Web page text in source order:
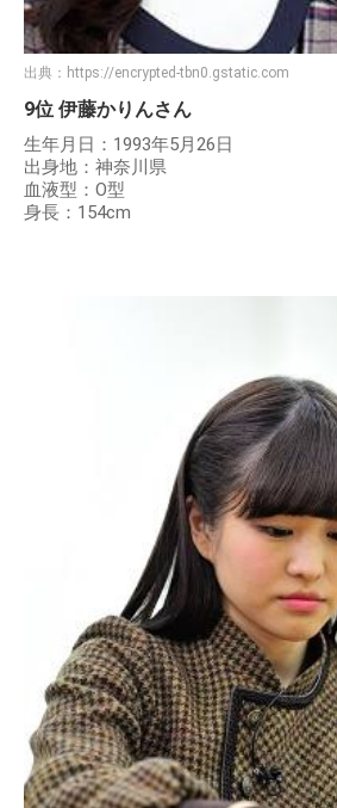
出典： https://encrypted-tbn0.gstatic.com
9位 伊藤かりんさん
生年月日：1993年5月26日
出身地：神奈川県
血液型：O型
身長：154cm